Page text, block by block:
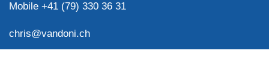
Mobile +41 (79) 330 36 31
chris@vandoni.ch